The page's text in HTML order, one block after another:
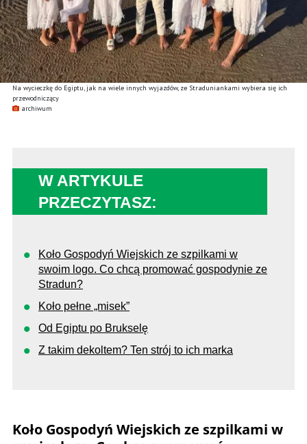
Na wycieczkę do Egiptu, jak na wiele innych wyjazdów, ze Straduniankami wybiera się ich
przewodniczący
archiwum
W ARTYKULE
PRZECZYTASZ:
Koło Gospodyń Wiejskich ze szpilkami w
swoim logo. Co chcą promować gospodynie ze
Stradun?
Koło pełne „misek”
Od Egiptu po Brukselę
Z takim dekoltem? Ten strój to ich marka
Koło Gospodyń Wiejskich ze szpilkami w